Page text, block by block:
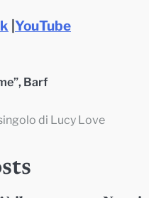
YouTube
, Barf
di Lucy Love